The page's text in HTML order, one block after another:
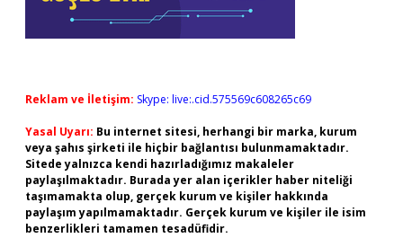
Reklam ve İletişim: Skype: live:.cid.575569c608265c69
Yasal Uyarı: Bu internet sitesi, herhangi bir marka, kurum
veya şahıs şirketi ile hiçbir bağlantısı bulunmamaktadır.
Sitede yalnızca kendi hazırladığımız makaleler
paylaşılmaktadır. Burada yer alan içerikler haber niteliği
taşımamakta olup, gerçek kurum ve kişiler hakkında
paylaşım yapılmamaktadır. Gerçek kurum ve kişiler ile isim
benzerlikleri tamamen tesadüfidir.